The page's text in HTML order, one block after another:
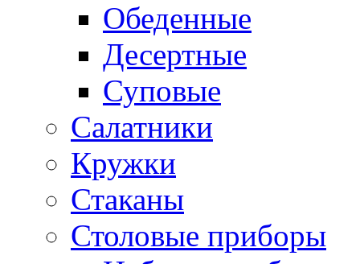
Обеденные
Десертные
Суповые
Салатники
Кружки
Стаканы
Столовые приборы